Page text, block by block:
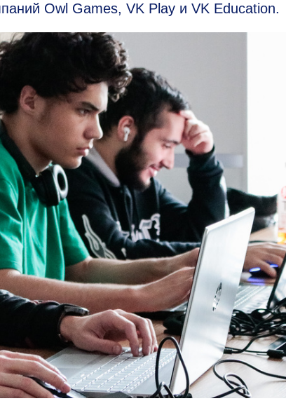
Owl Games, VK Play и VK Education.